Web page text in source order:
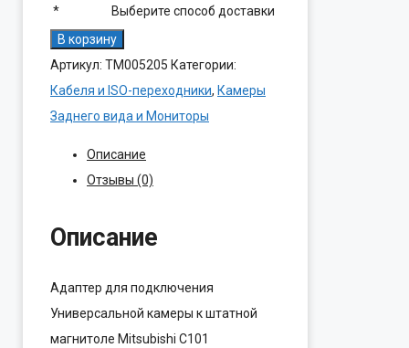
*
Выберите способ доставки
Количество
товара
Адаптер
для
В корзину
Артикул: ТМ005205 Категории:
Кабеля и ISO-переходники, Камеры
Заднего вида и Мониторы
Описание
Отзывы (0)
Описание
Адаптер для подключения
Универсальной камеры к штатной
магнитоле Mitsubishi C101